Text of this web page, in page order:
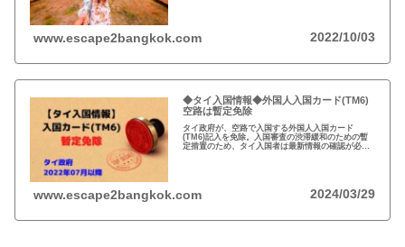
www.escape2bangkok.com 2022/10/03
◆タイ入国情報◆外国人入国カード(TM6)
空路は暫定免除
タイ政府が、空路で入国する外国人入国カード
(TM6)記入を免除。入国審査の渋滞緩和のための暫
定措置のため、タイ入国者は最新情報の確認が必
www.escape2bangkok.com 2024/03/29